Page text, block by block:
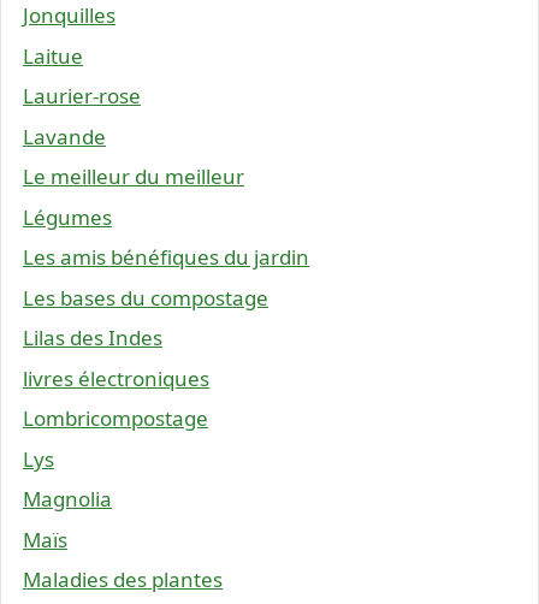
Jonquilles
Laitue
Laurier-rose
Lavande
Le meilleur du meilleur
Légumes
Les amis bénéfiques du jardin
Les bases du compostage
Lilas des Indes
livres électroniques
Lombricompostage
Lys
Magnolia
Maïs
Maladies des plantes